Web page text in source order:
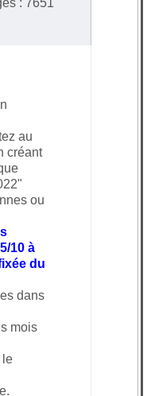
: 7651
au
créant
ou
10 à
du
dans
mois
le